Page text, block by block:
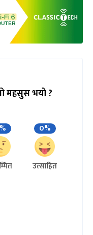
महसुस भयो ?
0%
उत्साहित